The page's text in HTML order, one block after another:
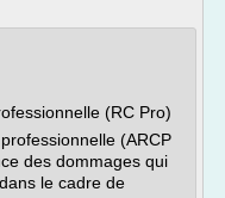
(RC Pro)
(ARCP
des dommages qui
le cadre de